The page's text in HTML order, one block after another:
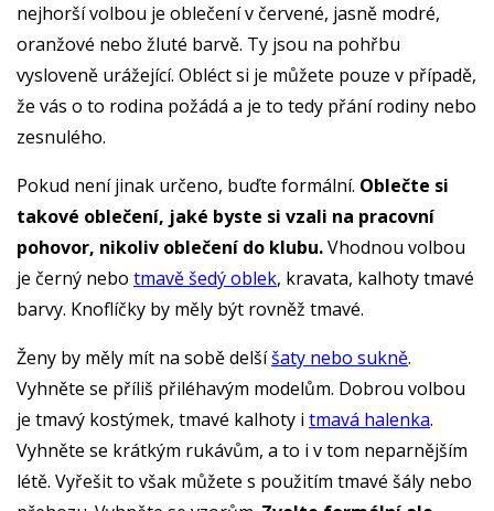
nejhorší volbou je oblečení v červené, jasně modré,
oranžové nebo žluté barvě. Ty jsou na pohřbu
vysloveně urážející. Obléct si je můžete pouze v případě,
že vás o to rodina požádá a je to tedy přání rodiny nebo
zesnulého.
Pokud není jinak určeno, buďte formální. Oblečte si
takové oblečení, jaké byste si vzali na pracovní
pohovor, nikoliv oblečení do klubu.Vhodnou volbou
je černý nebo tmavě šedý oblek, kravata, kalhoty tmavé
barvy. Knoflíčky by měly být rovněž tmavé.
Ženy by měly mít na sobě delšíšaty nebo sukně.
Vyhněte se příliš přiléhavým modelům. Dobrou volbou
je tmavý kostýmek, tmavé kalhoty i tmavá halenka.
Vyhněte se krátkým rukávům, a to i v tom neparnějším
létě. Vyřešit to však můžete s použitím tmavé šály nebo